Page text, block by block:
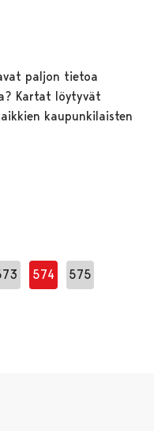
paljon tietoa
Kartat löytyvät
kaupunkilaisten
574 575
sivu